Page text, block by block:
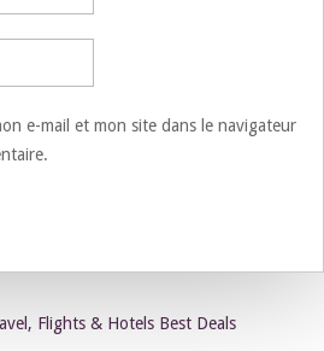
e-mail et mon site dans le navigateur
Flights & Hotels Best Deals